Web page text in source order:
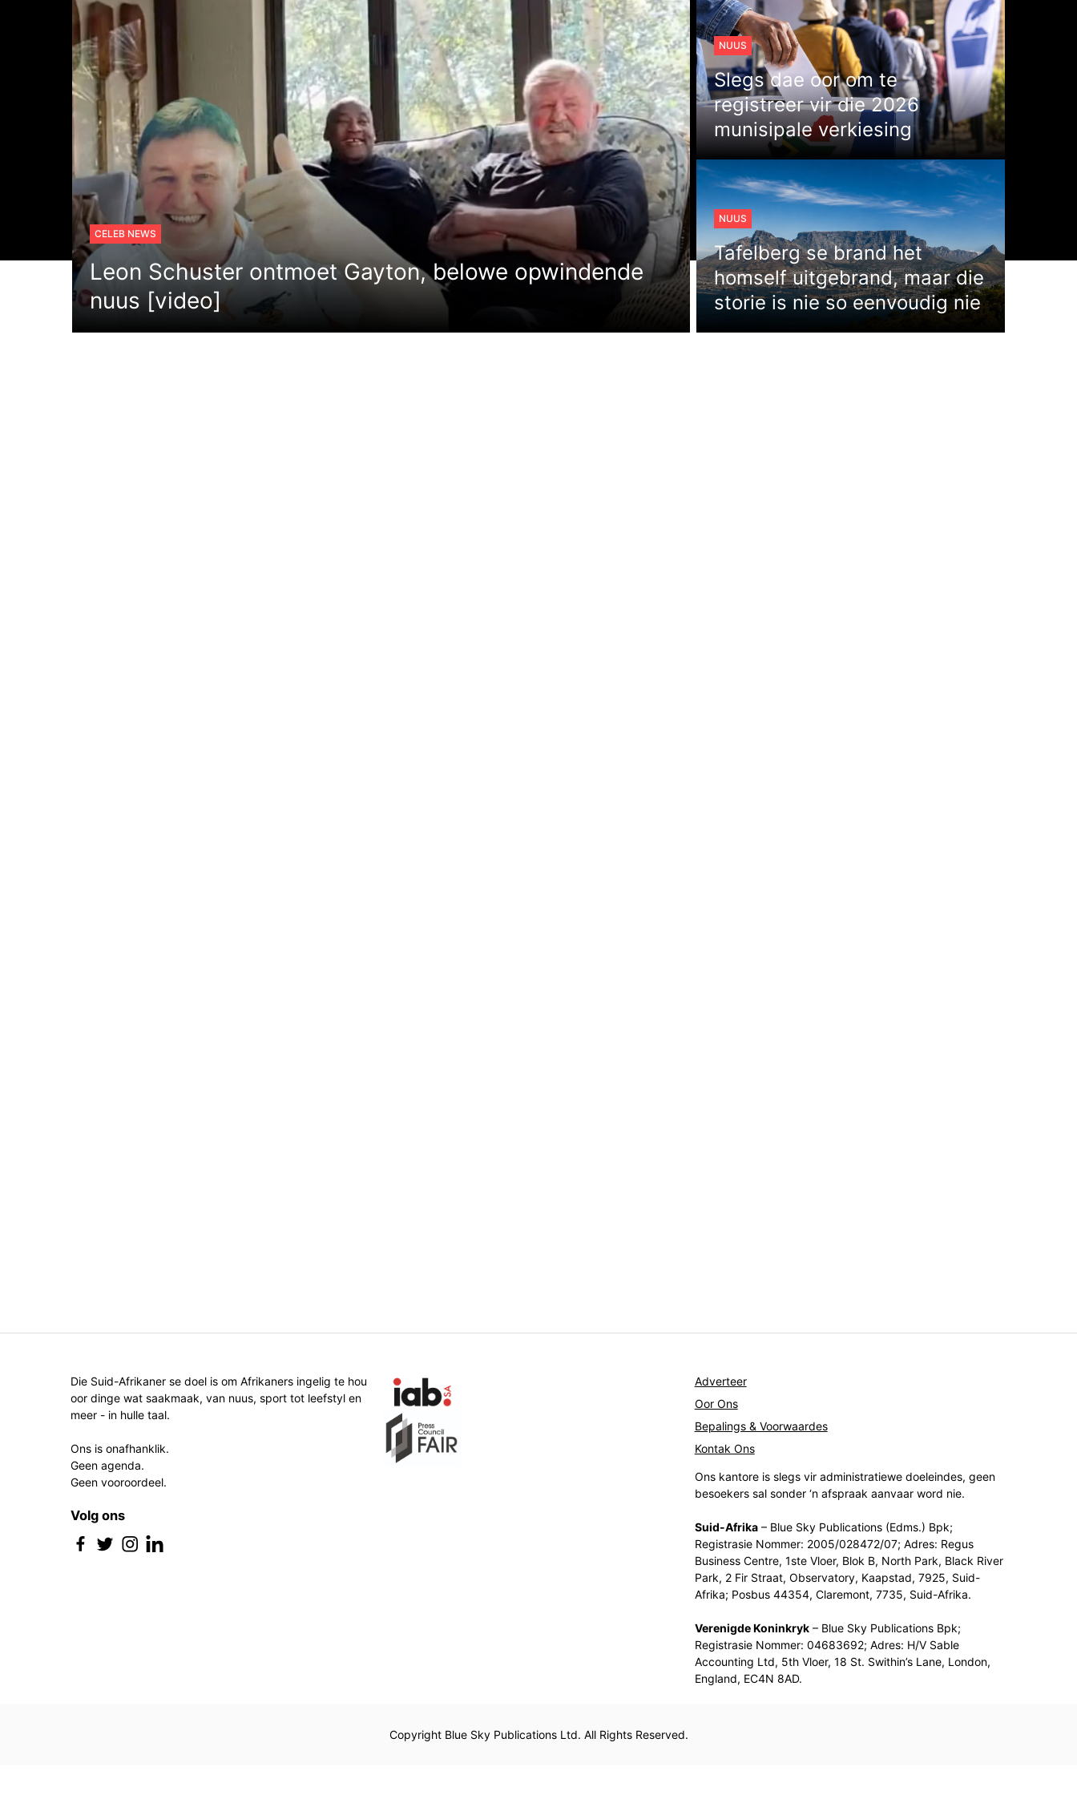
CELEB NEWS
Leon Schuster ontmoet Gayton, belowe opwindende
nuus [video]
NUUS
Slegs dae oor om te
registreer vir die 2026
munisipale verkiesing
NUUS
Tafelberg se brand het
homself uitgebrand, maar die
storie is nie so eenvoudig nie
Die Suid-Afrikaner se doel is om Afrikaners ingelig te hou
oor dinge wat saakmaak, van nuus, sport tot leefstyl en
meer - in hulle taal.
Ons is onafhanklik.
Geen agenda.
Geen vooroordeel.
Volg ons
Adverteer
Oor Ons
Bepalings & Voorwaardes
Kontak Ons
Ons kantore is slegs vir administratiewe doeleindes, geen
besoekers sal sonder ‘n afspraak aanvaar word nie.
Suid-Afrika– Blue Sky Publications (Edms.) Bpk;
Registrasie Nommer: 2005/028472/07; Adres: Regus
Business Centre, 1ste Vloer, Blok B, North Park, Black River
Park, 2 Fir Straat, Observatory, Kaapstad, 7925, Suid-
Afrika; Posbus 44354, Claremont, 7735, Suid-Afrika.
Verenigde Koninkryk– Blue Sky Publications Bpk;
Registrasie Nommer: 04683692; Adres: H/V Sable
Accounting Ltd, 5th Vloer, 18 St. Swithin’s Lane, London,
England, EC4N 8AD.
Copyright Blue Sky Publications Ltd. All Rights Reserved.